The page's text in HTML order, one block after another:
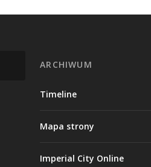
ARCHIWUM
Timeline
Mapa strony
Imperial City Online